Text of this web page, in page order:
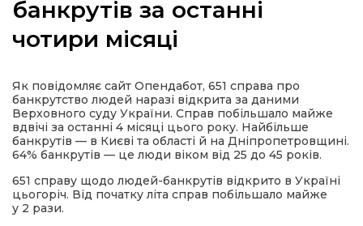
політика
місія
банкрутів за останні
чотири місяці
Як повідомляє сайт Опендабот, 651 справа про
банкрутство людей наразі відкрита за даними
Верховного суду України. Справ побільшало майже
вдвічі за останні 4 місяці цього року. Найбільше
банкрутів — в Києві та області й на Дніпропетровщині.
64% банкрутів — це люди віком від 25 до 45 років.
651 справу щодо людей-банкрутів відкрито в Україні
цьогоріч. Від початку літа справ побільшало майже
у 2 рази.